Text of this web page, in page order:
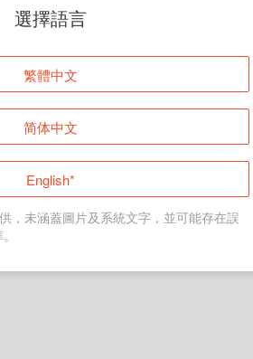
頁面無法顯示
登入
返回首頁
選擇語言
繁體中文
简体中文
English*
，未涵蓋圖片及系統文字，並可能存在誤